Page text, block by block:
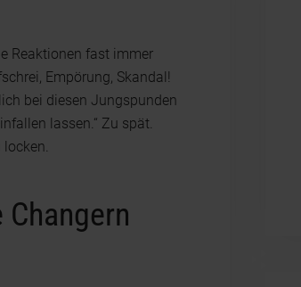
Reaktionen fast immer
Empörung, Skandal!
bei diesen Jungspunden
lassen.“ Zu spät.